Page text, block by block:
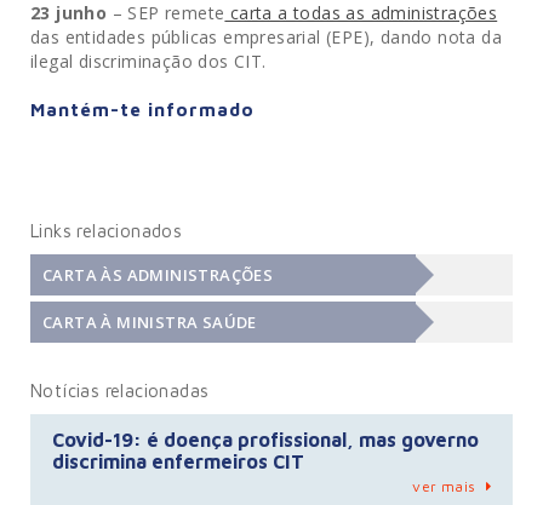
23 junho – SEP remete carta a todas as administrações
das entidades públicas empresarial (EPE), dando nota da
ilegal discriminação dos CIT.
Mantém-te informado
Links relacionados
CARTA ÀS ADMINISTRAÇÕES
CARTA À MINISTRA SAÚDE
Notícias relacionadas
Covid-19: é doença profissional, mas governo
discrimina enfermeiros CIT
ver mais